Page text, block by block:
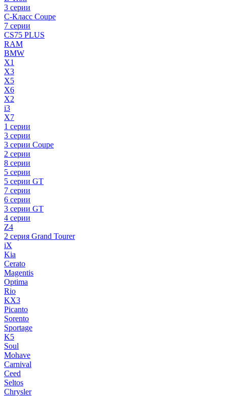
3 серии
C-Класс Coupe
7 серии
CS75 PLUS
RAM
BMW
X1
X3
X5
X6
X2
i3
X7
1 серии
3 серии
3 серии Coupe
2 серии
8 серии
5 серии
5 серии GT
7 серии
6 серии
3 серии GT
4 серии
Z4
2 серия Grand Tourer
iX
Kia
Cerato
Magentis
Optima
Rio
KX3
Picanto
Sorento
Sportage
K5
Soul
Mohave
Carnival
Ceed
Seltos
Chrysler